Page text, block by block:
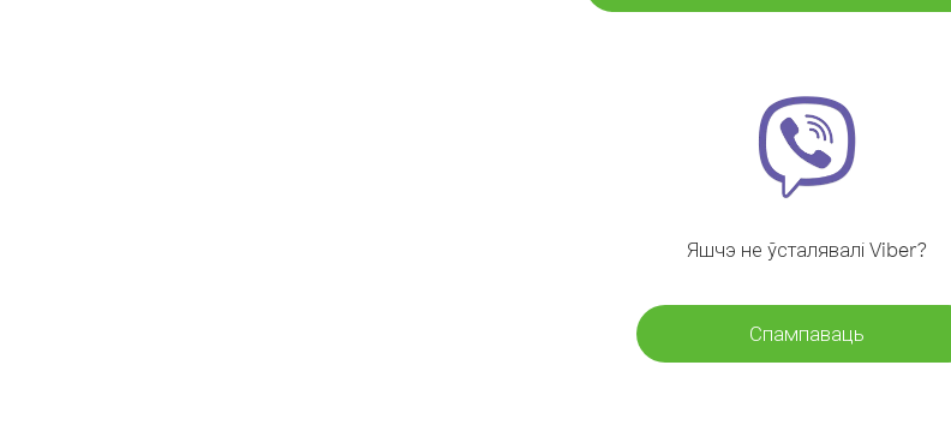
Яшчэ не ўсталявалі Viber?
Спампаваць